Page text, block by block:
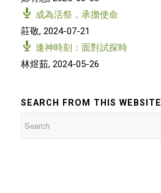
成為活祭，承擔使命
莊敬, 2024-07-21
逢神時刻：面對試探時
林煜茹, 2024-05-26
SEARCH FROM THIS WEBSITE